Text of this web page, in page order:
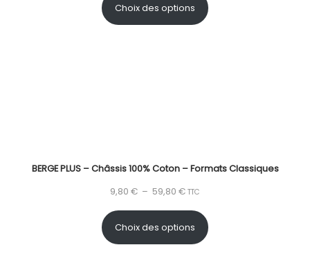
Choix des options
BERGE PLUS – Châssis 100% Coton – Formats Classiques
9,80 € – 59,80 € TTC
Choix des options